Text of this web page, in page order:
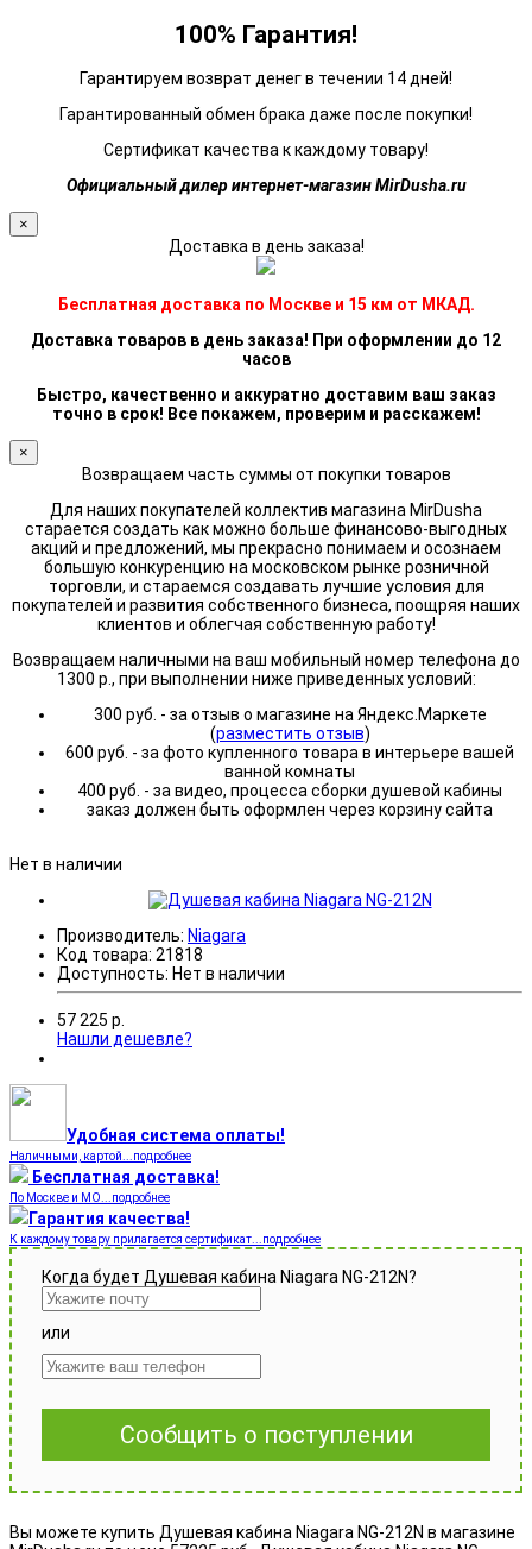
100% Гарантия!
Гарантируем возврат денег в течении 14 дней!
Гарантированный обмен брака даже после покупки!
Сертификат качества к каждому товару!
Официальный дилер интернет-магазин MirDusha.ru
×
Доставка в день заказа!
Бесплатная доставка по Москве и 15 км от МКАД.
Доставка товаров в день заказа! При оформлении до 12
часов
Быстро, качественно и аккуратно доставим ваш заказ
точно в срок! Все покажем, проверим и расскажем!
×
Возвращаем часть суммы от покупки товаров
Для наших покупателей коллектив магазина MirDusha
старается создать как можно больше финансово-выгодных
акций и предложений, мы прекрасно понимаем и осознаем
большую конкуренцию на московском рынке розничной
торговли, и стараемся создавать лучшие условия для
покупателей и развития собственного бизнеса, поощряя наших
клиентов и облегчая собственную работу!
Возвращаем наличными на ваш мобильный номер телефона до
1300 р., при выполнении ниже приведенных условий:
300 руб. - за отзыв о магазине на Яндекс.Маркете
(разместить отзыв)
600 руб. - за фото купленного товара в интерьере вашей
ванной комнаты
400 руб. - за видео, процесса сборки душевой кабины
заказ должен быть оформлен через корзину сайта
Нет в наличии
Производитель: Niagara
Код товара: 21818
Доступность: Нет в наличии
57 225 р.
Нашли дешевле?
Удобная система оплаты!
Наличными, картой...подробнее
Бесплатная доставка!
По Москве и МО...подробнее
Гарантия качества!
К каждому товару прилагается сертификат...подробнее
Когда будет Душевая кабина Niagara NG-212N?
или
Сообщить о поступлении
Вы можете купить Душевая кабина Niagara NG-212N в магазине